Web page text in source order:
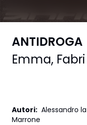
ANTIDROGA
Emma,
Autori: Alessandro
Marrone